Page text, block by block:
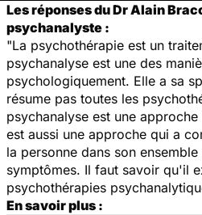
Les réponses du Dr Alain
psychanalyste :
"La psychothérapie est un
psychanalyse est une des
psychologiquement. Elle a sa
résume pas toutes les
psychanalyse est une
est aussi une approche qui a
la personne dans son
symptômes. Il faut savoir qu'il
psychothérapies
En savoir plus :